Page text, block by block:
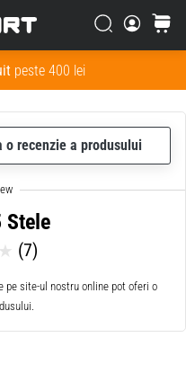
peste 400 lei
Căutare
Cos
o recenzie a produsului
Stele
(7)
pe site-ul nostru online pot oferi o